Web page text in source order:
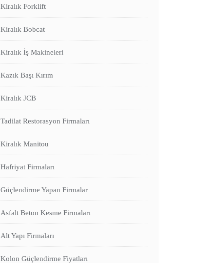
Kiralık Forklift
Kiralık Bobcat
Kiralık İş Makineleri
Kazık Başı Kırım
Kiralık JCB
Tadilat Restorasyon Firmaları
Kiralık Manitou
Hafriyat Firmaları
Güçlendirme Yapan Firmalar
Asfalt Beton Kesme Firmaları
Alt Yapı Firmaları
Kolon Güçlendirme Fiyatları